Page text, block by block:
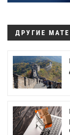
ДРУГИЕ